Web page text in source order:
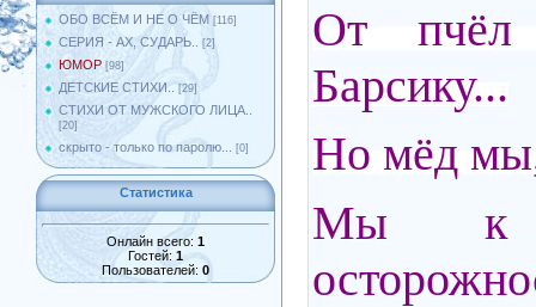
ОБО ВСЁМ И НЕ О ЧЁМ [116]
СЕРИЯ - АХ, СУДАРЬ.. [2]
ЮМОР [98]
ДЕТСКИЕ СТИХИ.. [29]
СТИХИ ОТ МУЖСКОГО ЛИЦА..
[20]
скрыто - только по паролю... [0]
Статистика
Онлайн всего: 1
Гостей: 1
Пользователей: 0
От пчёл
Барсику...
Но мёд
Мы к